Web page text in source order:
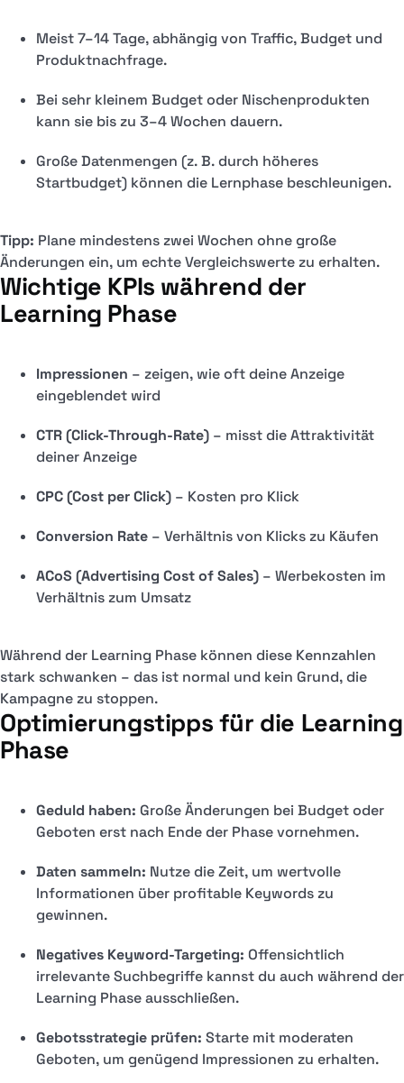
Meist 7–14 Tage, abhängig von Traffic, Budget und
Produktnachfrage.
Bei sehr kleinem Budget oder Nischenprodukten
kann sie bis zu 3–4 Wochen dauern.
Große Datenmengen (z. B. durch höheres
Startbudget) können die Lernphase beschleunigen.
Tipp: Plane mindestens zwei Wochen ohne große
Änderungen ein, um echte Vergleichswerte zu erhalten.
Wichtige KPIs während der
Learning Phase
Impressionen – zeigen, wie oft deine Anzeige
eingeblendet wird
CTR (Click-Through-Rate) – misst die Attraktivität
deiner Anzeige
CPC (Cost per Click) – Kosten pro Klick
Conversion Rate – Verhältnis von Klicks zu Käufen
ACoS (Advertising Cost of Sales) – Werbekosten im
Verhältnis zum Umsatz
Während der Learning Phase können diese Kennzahlen
stark schwanken – das ist normal und kein Grund, die
Kampagne zu stoppen.
Optimierungstipps für die Learning
Phase
Geduld haben: Große Änderungen bei Budget oder
Geboten erst nach Ende der Phase vornehmen.
Daten sammeln: Nutze die Zeit, um wertvolle
Informationen über profitable Keywords zu
gewinnen.
Negatives Keyword-Targeting: Offensichtlich
irrelevante Suchbegriffe kannst du auch während der
Learning Phase ausschließen.
Gebotsstrategie prüfen: Starte mit moderaten
Geboten, um genügend Impressionen zu erhalten.